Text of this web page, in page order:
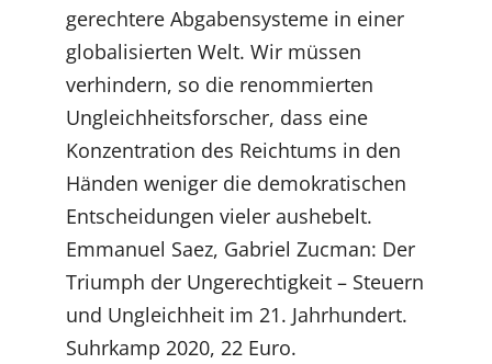
gerechtere Abgabensysteme in einer
globalisierten Welt. Wir müssen
verhindern, so die renommierten
Ungleichheitsforscher, dass eine
Konzentration des Reichtums in den
Händen weniger die demokratischen
Entscheidungen vieler aushebelt.
Emmanuel Saez, Gabriel Zucman: Der
Triumph der Ungerechtigkeit – Steuern
und Ungleichheit im 21. Jahrhundert.
Suhrkamp 2020, 22 Euro.